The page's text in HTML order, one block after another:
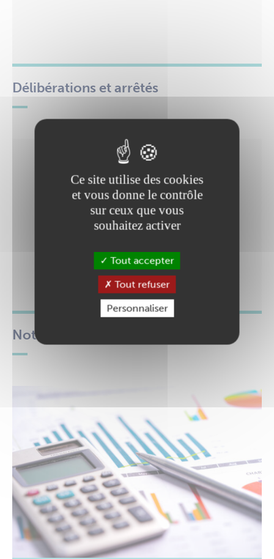
Délibérations et arrêtés
Notre bulletin
Ce site utilise des cookies
et vous donne le contrôle
sur ceux que vous
souhaitez activer
Tout accepter
Tout refuser
Personnaliser